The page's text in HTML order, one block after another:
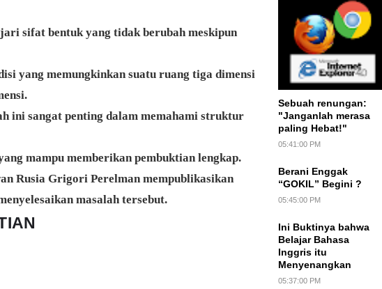
sifat bentuk yang tidak berubah meskipun
yang memungkinkan suatu ruang tiga dimensi
ini sangat penting dalam memahami struktur
mampu memberikan pembuktian lengkap.
Rusia Grigori Perelmanmempublikasikan
masalah tersebut.
Sebuah renungan:
"Janganlah merasa
paling Hebat!"
05:41:00 PM
Berani Enggak
“GOKIL” Begini ?
05:45:00 PM
Ini Buktinya bahwa
Belajar Bahasa
Inggris itu
Menyenangkan
05:37:00 PM